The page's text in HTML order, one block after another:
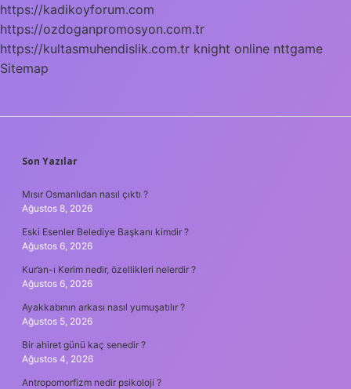
https://kadikoyforum.com
https://ozdoganpromosyon.com.tr
https://kultasmuhendislik.com.tr knight online nttgame
Sitemap
SIDEBAR
Son Yazılar
Mısır Osmanlıdan nasıl çıktı ?
Ağustos 8, 2026
Eski Esenler Belediye Başkanı kimdir ?
Ağustos 6, 2026
Kur’an-ı Kerim nedir, özellikleri nelerdir ?
Ağustos 6, 2026
Ayakkabının arkası nasıl yumuşatılır ?
Ağustos 5, 2026
Bir ahiret günü kaç senedir ?
Ağustos 4, 2026
Antropomorfizm nedir psikoloji ?